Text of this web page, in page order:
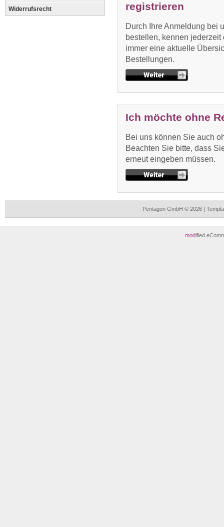
Widerrufsrecht
registrieren
Durch Ihre Anmeldung bei
bestellen, kennen
immer eine aktuelle
Bestellungen.
Ich möchte ohne
Bei uns können Sie auch
Beachten Sie bitte, dass
erneut eingeben müssen.
Pentagon GmbH © 2026 |
modified